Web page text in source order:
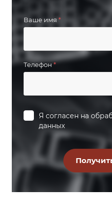
Ваше имя *
Телефон*
Я согласен на
данных